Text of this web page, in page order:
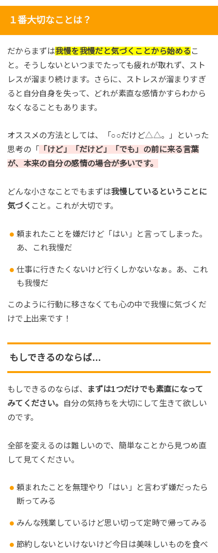
１番大切なことは？
だからまずは我慢を我慢だと気づくことから始める こ
と。そうしないといつまでたっても疲れが取れず、スト
レスが溜まり続けます。さらに、ストレスが溜まりすぎ
ると自分自身を失って、どれが素直な感情かすらわから
なくなることもあります。
オススメの方法としては、「○○だけど△△。」といった
思考の「
「けど」「だけど」「でも」の前に来る言葉
が、本来の自分の感情の場合が多いです。
どんな小さなことでもまずは我慢しているということに
気づく こと。これが大切です。
頼まれたことを嫌だけど「はい」と言ってしまった。
あ、これ我慢だ
仕事に行きたくないけど行くしかないなぁ。あ、これ
も我慢だ
このように行動に移さなくても心の中で我慢に気づくだ
けで上出来です！
もしできるのならば…
もしできるのならば、
まずは1つだけでも素直になって
みてください。
自分の気持ちを大切にして生きて欲しい
のです。
全部を変えるのは難しいので、簡単なことから見つめ直
して見てください。
頼まれたことを無理やり「はい」と言わず嫌だったら
断ってみる
みんな残業しているけど思い切って定時で帰ってみる
節約しないといけないけど今日は美味しいものを食べ